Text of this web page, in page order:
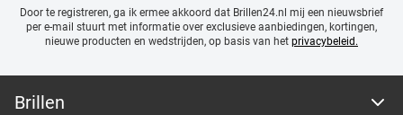
Door te registreren, ga ik ermee akkoord dat Brillen24.nl mij een nieuwsbrief
per e-mail stuurt met informatie over exclusieve aanbiedingen, kortingen,
nieuwe producten en wedstrijden, op basis van het privacybeleid.
Brillen